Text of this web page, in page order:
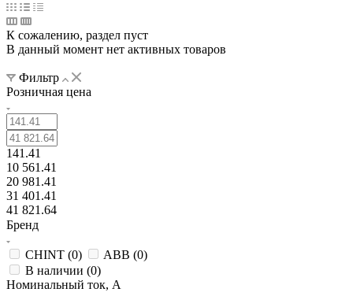
К сожалению, раздел пуст
В данный момент нет активных товаров
Фильтр
Розничная цена
141.41
10 561.41
20 981.41
31 401.41
41 821.64
Бренд
CHINT (0) ABB (0)
В наличии (0)
Номинальный ток, А